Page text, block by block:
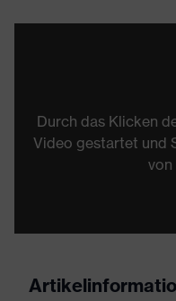
Durch das Klicken
Video gestartet und
von